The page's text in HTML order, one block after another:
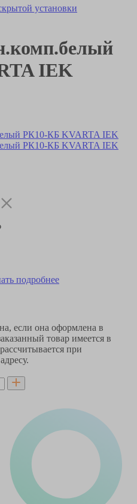
установки
IEK
подробнее
если она оформлена в
товар имеется в
при